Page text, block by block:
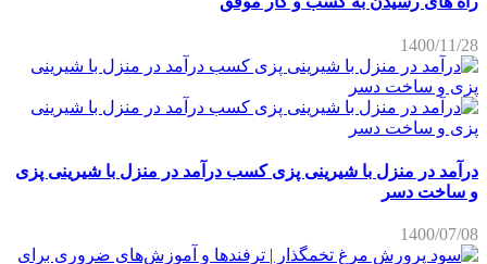
1400/11/28
درآمد در منزل با شیرینی پزی کسب درآمد در منزل با شیرینی پزی
و ساخت دسر
1400/07/08